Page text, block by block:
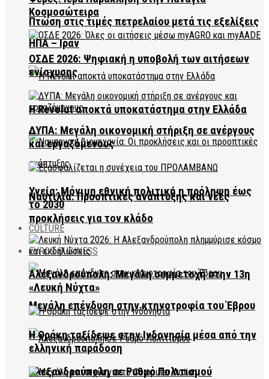
Πτώση στις τιμές πετρελαίου μετά τις εξελίξεις
ΗΠΑ – Ιράν
Η Revolut αποκτά υποκατάστημα στην Ελλάδα
Ναυτιλία: Προοπτικές ανάπτυξης και νέες
προκλήσεις για τον κλάδο
EVROS BUSINESS
Μεγάλη επένδυση στην κτηνοτροφία του Έβρου
Αλεξανδρούπολη σε Ρυθμό Πολιτισμού
Κοσμοσώτειρα
ΟΣΔΕ 2026: Ψηφιακή η υποβολή των αιτήσεων
ενίσχυσης
ΔΥΠΑ: Μεγάλη οικονομική στήριξη σε ανέργους
και εργαζόμενους
Υγεία: Μόνιμη εθνική πολιτική η πρόληψη έως
το 2030
CULTURE
Αλεξανδρούπολη: Μεγάλη συμμετοχή στην 13η
«Λευκή Νύχτα»
Η Θράκη ταξίδεψε στην Ινδονησία μέσα από την
ελληνική παράδοση